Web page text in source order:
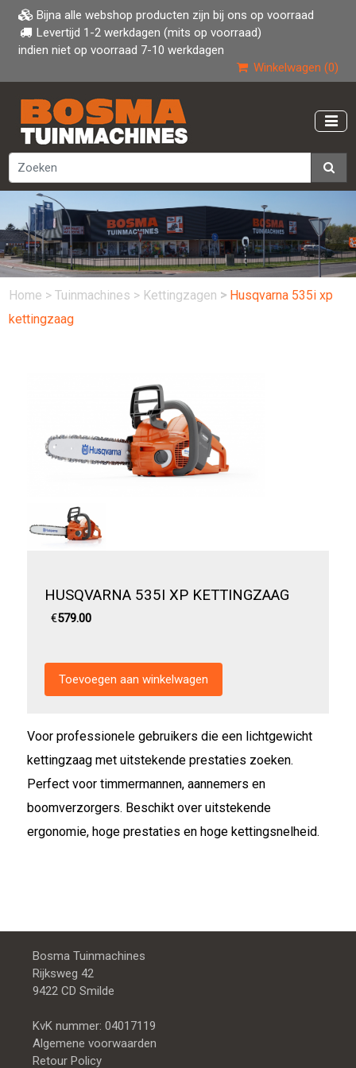
Bijna alle webshop producten zijn bij ons op voorraad
Levertijd 1-2 werkdagen (mits op voorraad)
indien niet op voorraad 7-10 werkdagen
Winkelwagen (0)
Home >Tuinmachines > Kettingzagen > Husqvarna 535i xp
kettingzaag
HUSQVARNA 535I XP KETTINGZAAG
€579.00
Voor professionele gebruikers die een lichtgewicht
kettingzaag met uitstekende prestaties zoeken.
Perfect voor timmermannen, aannemers en
boomverzorgers. Beschikt over uitstekende
ergonomie, hoge prestaties en hoge kettingsnelheid.
Bosma Tuinmachines
Rijksweg 42
9422 CD Smilde
KvK nummer: 04017119
Algemene voorwaarden
Retour Policy